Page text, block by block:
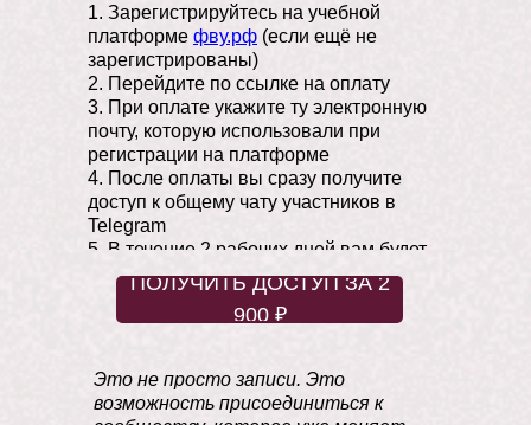
1. Зарегистрируйтесь на учебной
платформе фву.рф (если ещё не
зарегистрированы)
2. Перейдите по ссылке на оплату
3. При оплате укажите ту электронную
почту, которую использовали при
регистрации на платформе
4. После оплаты вы сразу получите
доступ к общему чату участников в
Telegram
5. В течение 2 рабочих дней вам будет
открыт доступ к материалам на
платформе
ПОЛУЧИТЬ ДОСТУП ЗА 2
900 ₽
Это не просто записи. Это
возможность присоединиться к